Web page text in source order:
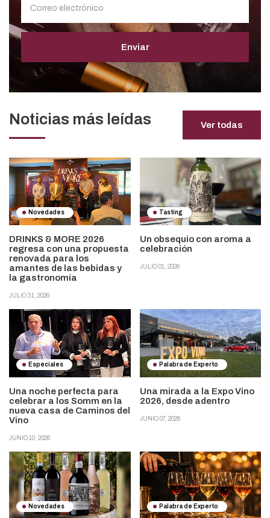
Enviar
Noticias más leídas Ver todas
Novedades
DRINKS & MORE 2026
regresa con una propuesta
renovada para los
amantes de las bebidas y
la gastronomía
JULIO 31, 2026
Tasting
Un obsequio con aroma a
celebración
JULIO 01, 2026
Especiales
Una noche perfecta para
celebrar a los Somm en la
nueva casa de Caminos del
Vino
JUNIO 10, 2026
Palabra de Experto
Una mirada a la Expo Vino
2026, desde adentro
JUNIO 07, 2026
Novedades Palabra de Experto